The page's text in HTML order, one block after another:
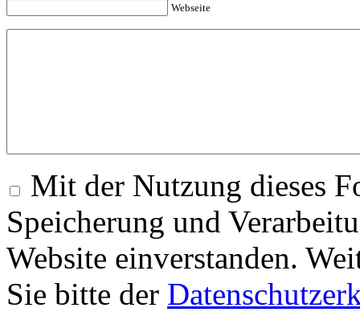
Webseite
Mit der Nutzung dieses
Speicherung und
Website einverstanden.
Sie bitte der